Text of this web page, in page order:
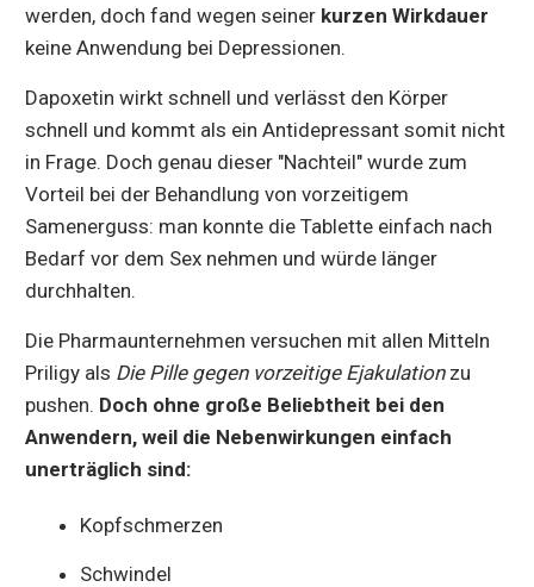
werden, doch fand wegen seiner kurzen Wirkdauer
keine Anwendung bei Depressionen.
Dapoxetin wirkt schnell und verlässt den Körper
schnell und kommt als ein Antidepressant somit nicht
in Frage. Doch genau dieser "Nachteil" wurde zum
Vorteil bei der Behandlung von vorzeitigem
Samenerguss: man konnte die Tablette einfach nach
Bedarf vor dem Sex nehmen und würde länger
durchhalten.
Die Pharmaunternehmen versuchen mit allen Mitteln
Priligy als Die Pille gegen vorzeitige Ejakulationzu
pushen. Doch ohne große Beliebtheit bei den
Anwendern, weil die Nebenwirkungen einfach
unerträglich sind:
Kopfschmerzen
Schwindel